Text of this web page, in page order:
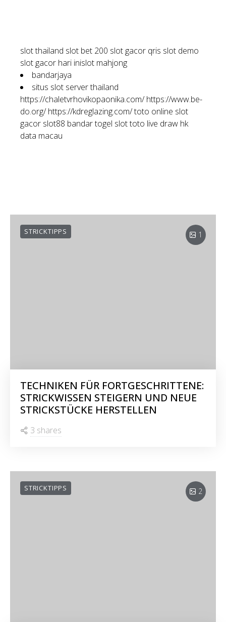
slot thailand slot bet 200 slot gacor qris slot demo
slot gacor hari inislot mahjong
bandarjaya
situs slot server thailand
https://chaletvrhovikopaonika.com/ https://www.be-
do.org/ https://kdreglazing.com/toto online slot
gacor slot88 bandar togel slot toto live draw hk
data macau
1
STRICKTIPPS
TECHNIKEN FÜR FORTGESCHRITTENE:
STRICKWISSEN STEIGERN UND NEUE
STRICKSTÜCKE HERSTELLEN
3 shares
2
STRICKTIPPS